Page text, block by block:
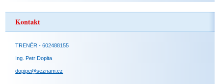
Kontakt
TRENÉR - 602488155
Ing. Petr Dopita
dopipe@seznam.cz